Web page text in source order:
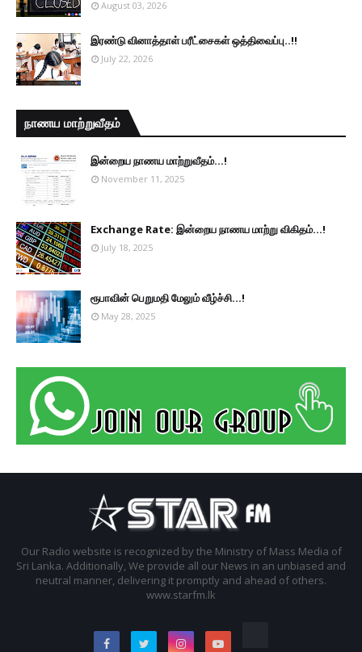
August 03, 2026
இரண்டு வினாத்தாள் பரீட்சைகள் ஒத்திவைப்பு..!!
July 22, 2026
நாணய மாற்றுவீதம்
இன்றைய நாணய மாற்றுவீதம்...!
November 11, 2025
Exchange Rate: இன்றைய நாணய மாற்று விகிதம்...!
July 18, 2025
ரூபாவின் பெறுமதி மேலும் வீழ்ச்சி...!
May 28, 2025
Our Radio website is recognized by the Ministry of Mass Media of
Sri Lanka. Additionally, We provide all our News in an unbiased and
neutral manner, delivering it promptly and ahead of others.
www.starfm.lk